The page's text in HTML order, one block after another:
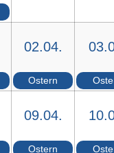
02.04.
Ostern
09.04.
Ostern